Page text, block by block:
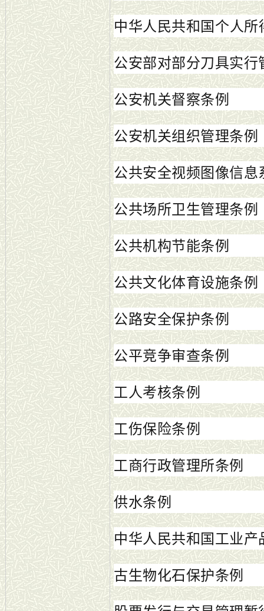
中华人民共和国个人
公安部对部分刀具实
公安机关督察条例
公安机关组织管理条例
公共安全视频图像信
公共场所卫生管理条例
公共机构节能条例
公共文化体育设施条例
公路安全保护条例
公平竞争审查条例
工人考核条例
工伤保险条例
工商行政管理所条例
供水条例
中华人民共和国工业
古生物化石保护条例